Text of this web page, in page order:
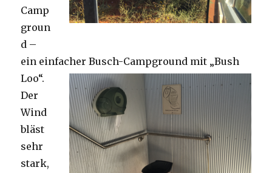
Camp
groun
d –
ein einfacher Busch-Campground mit „Bush
Loo“.
Der
Wind
bläst
sehr
stark,